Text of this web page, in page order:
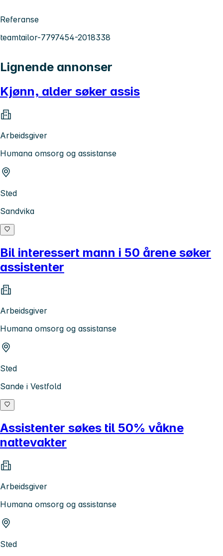
Referanse
teamtailor-7797454-2018338
Lignende annonser
Kjønn, alder søker assis
Arbeidsgiver
Humana omsorg og assistanse
Sted
Sandvika
Bil interessert mann i 50 årene søker
assistenter
Arbeidsgiver
Humana omsorg og assistanse
Sted
Sande i Vestfold
Assistenter søkes til 50% våkne
nattevakter
Arbeidsgiver
Humana omsorg og assistanse
Sted